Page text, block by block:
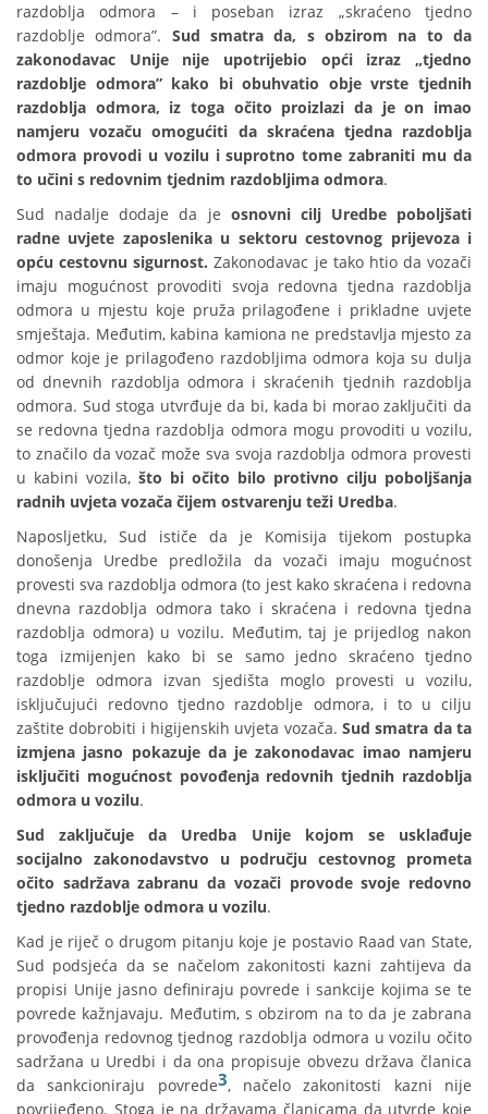
razdoblja odmora – i poseban izraz „skraćeno tjedno
razdoblje odmora”. Sud smatra da, s obzirom na to da
zakonodavac Unije nije upotrijebio opći izraz „tjedno
razdoblje odmora” kako bi obuhvatio obje vrste tjednih
razdoblja odmora, iz toga očito proizlazi da je on imao
namjeru vozaču omogućiti da skraćena tjedna razdoblja
odmora provodi u vozilu i suprotno tome zabraniti mu da
to učini s redovnim tjednim razdobljima odmora.
Sud nadalje dodaje da je osnovni cilj Uredbe poboljšati
radne uvjete zaposlenika u sektoru cestovnog prijevoza i
opću cestovnu sigurnost.Zakonodavac je tako htio da vozači
imaju mogućnost provoditi svoja redovna tjedna razdoblja
odmora u mjestu koje pruža prilagođene i prikladne uvjete
smještaja. Međutim, kabina kamiona ne predstavlja mjesto za
odmor koje je prilagođeno razdobljima odmora koja su dulja
od dnevnih razdoblja odmora i skraćenih tjednih razdoblja
odmora. Sud stoga utvrđuje da bi, kada bi morao zaključiti da
se redovna tjedna razdoblja odmora mogu provoditi u vozilu,
to značilo da vozač može sva svoja razdoblja odmora provesti
u kabini vozila, što bi očito bilo protivno cilju poboljšanja
radnih uvjeta vozača čijem ostvarenju teži Uredba.
Naposljetku, Sud ističe da je Komisija tijekom postupka
donošenja Uredbe predložila da vozači imaju mogućnost
provesti sva razdoblja odmora (to jest kako skraćena i redovna
dnevna razdoblja odmora tako i skraćena i redovna tjedna
razdoblja odmora) u vozilu. Međutim, taj je prijedlog nakon
toga izmijenjen kako bi se samo jedno skraćeno tjedno
razdoblje odmora izvan sjedišta moglo provesti u vozilu,
isključujući redovno tjedno razdoblje odmora, i to u cilju
zaštite dobrobiti i higijenskih uvjeta vozača. Sud smatra da ta
izmjena jasno pokazuje da je zakonodavac imao namjeru
isključiti mogućnost povođenja redovnih tjednih razdoblja
odmora u vozilu.
Sud zaključuje da Uredba Unije kojom se usklađuje
socijalno zakonodavstvo u području cestovnog prometa
očito sadržava zabranu da vozači provode svoje redovno
tjedno razdoblje odmora u vozilu.
Kad je riječ o drugom pitanju koje je postavio Raad van State,
Sud podsjeća da se načelom zakonitosti kazni zahtijeva da
propisi Unije jasno definiraju povrede i sankcije kojima se te
povrede kažnjavaju. Međutim, s obzirom na to da je zabrana
provođenja redovnog tjednog razdoblja odmora u vozilu očito
sadržana u Uredbi i da ona propisuje obvezu država članica
da sankcioniraju povrede3, načelo zakonitosti kazni nije
povrijeđeno. Stoga je na državama članicama da utvrde koje